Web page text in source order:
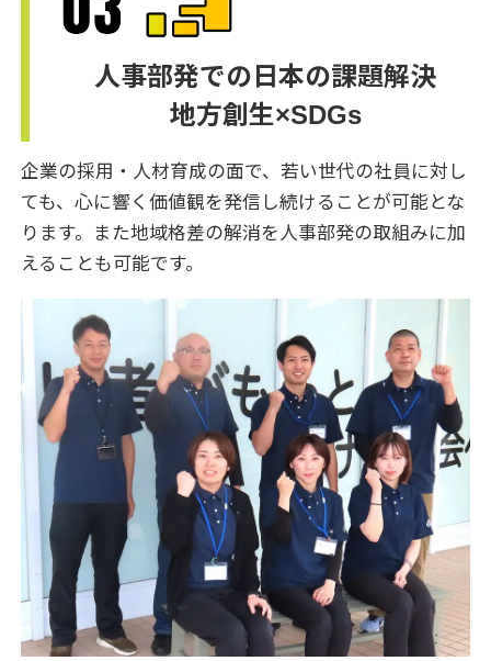
人事部発での日本の課題解決
地方創生×SDGs
企業の採用・人材育成の面で、若い世代の社員に対し
ても、心に響く価値観を発信し続けることが可能とな
ります。また地域格差の解消を人事部発の取組みに加
えることも可能です。